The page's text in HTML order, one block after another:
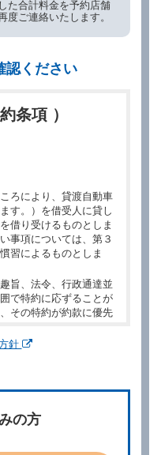
た合計料金を予約店舗
度ご連絡いたします。
認ください
条項 ）
ろにより、貸渡自動車
す。）を借受人に貸し
借り受けるものとしま
事項については、第３
習によるものとしま
旨、法令、行政通達並
で特約に応ずることが
その特約が約款に優先
え、別に定める方法に
針
の方